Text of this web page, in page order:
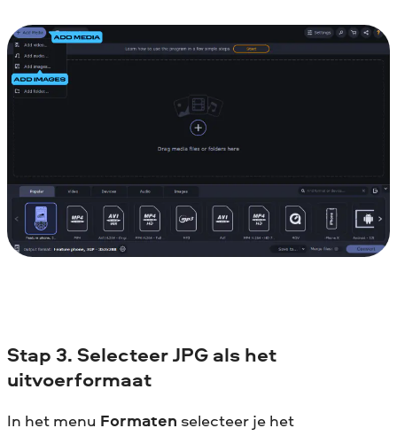
Stap 3. Selecteer JPG als het
uitvoerformaat
In het menu Formaten selecteer je het